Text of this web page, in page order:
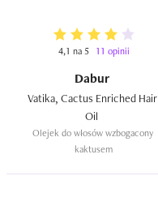
4,1 na 5 11 opinii
Dabur
Vatika, Cactus Enriched Hair
Olejek do włosów wzbogacony
kaktusem